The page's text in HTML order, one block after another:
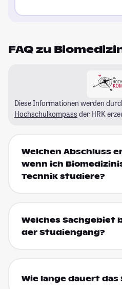
FAQ zu
Diese Informationen werden
Hochschulkompass der HRK
Welchen Abschluss
wenn ich
Technik studiere?
Welches Sachgebiet
der Studiengang?
Wie lange dauert das